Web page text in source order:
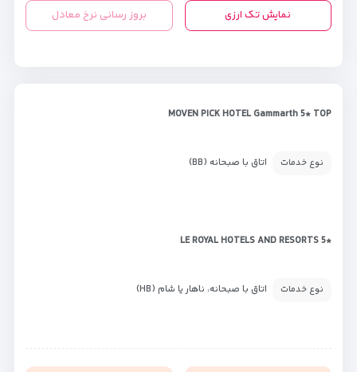
نمایش تک ارزی بروز رسانی نرخ معادل
MOVEN PICK HOTEL Gammarth 5* TOP
نوع خدمات اتاق با صبحانه (BB)
*LE ROYAL HOTELS AND RESORTS 5
نوع خدمات اتاق با صبحانه، ناهار یا شام (HB)